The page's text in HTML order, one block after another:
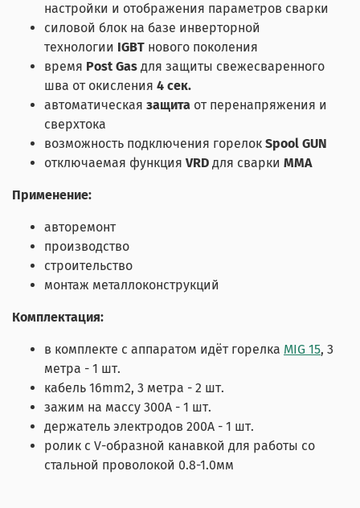
настройки и отображения параметров сварки
силовой блок на базе инверторной
технологии IGBT нового поколения
время Post Gas для защиты свежесваренного
шва от окисления 4 сек.
автоматическая защита от перенапряжения и
сверхтока
возможность подключения горелок Spool GUN
отключаемая функция VRD для сварки ММА
Применение:
авторемонт
производство
строительство
монтаж металлоконструкций
Комплектация:
в комплекте с аппаратом идёт горелка MIG 15, 3
метра - 1 шт.
кабель 16mm2, 3 метра - 2 шт.
зажим на массу 300А - 1 шт.
держатель электродов 200А - 1 шт.
ролик с V-образной канавкой для работы со
стальной проволокой 0.8-1.0мм